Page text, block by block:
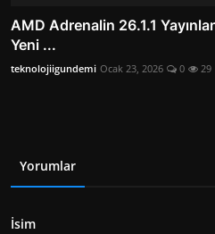
AMD Adrenalin 26.1.1
Yeni ...
teknolojiigundemi Ocak 23, 2026 0 29
Yorumlar
İsim